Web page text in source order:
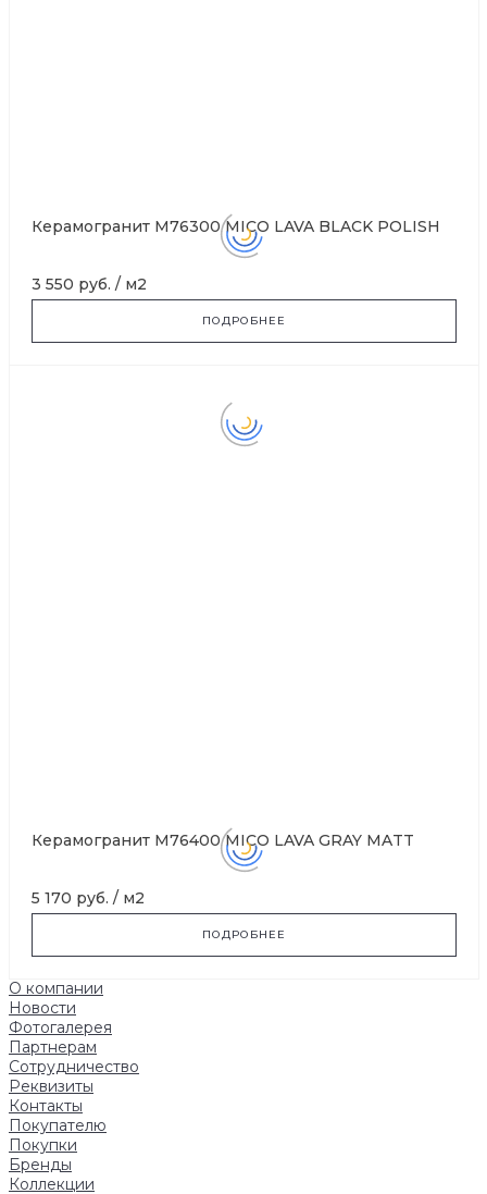
Керамогранит M76300 MICO LAVA BLACK POLISH
3 550 руб. / м2
ПОДРОБНЕЕ
Керамогранит M76400 MICO LAVA GRAY MATT
5 170 руб. / м2
ПОДРОБНЕЕ
О компании
Новости
Фотогалерея
Партнерам
Сотрудничество
Реквизиты
Контакты
Покупателю
Покупки
Бренды
Коллекции